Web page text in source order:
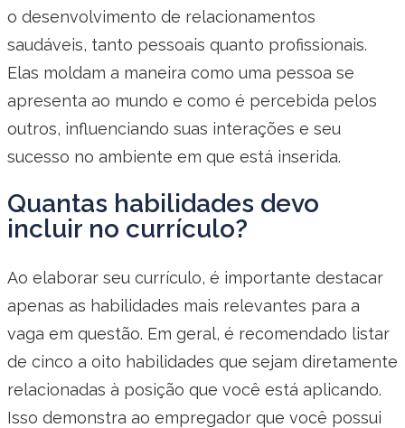
o desenvolvimento de relacionamentos
saudáveis, tanto pessoais quanto profissionais.
Elas moldam a maneira como uma pessoa se
apresenta ao mundo e como é percebida pelos
outros, influenciando suas interações e seu
sucesso no ambiente em que está inserida.
Quantas habilidades devo
incluir no currículo?
Ao elaborar seu currículo, é importante destacar
apenas as habilidades mais relevantes para a
vaga em questão. Em geral, é recomendado listar
de cinco a oito habilidades que sejam diretamente
relacionadas à posição que você está aplicando.
Isso demonstra ao empregador que você possui